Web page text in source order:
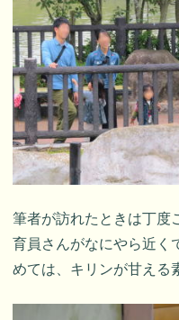
筆者が訪れたときは丁度
育員さんがなにやら近く
めては、キリンが甘える